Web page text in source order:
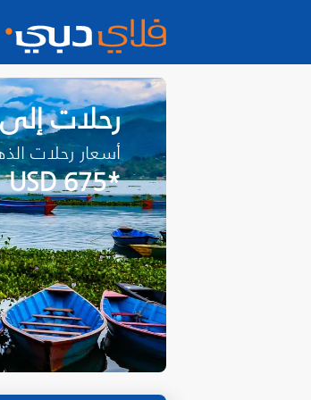
رحلات إلى
أسعار رحلات
*USD 675